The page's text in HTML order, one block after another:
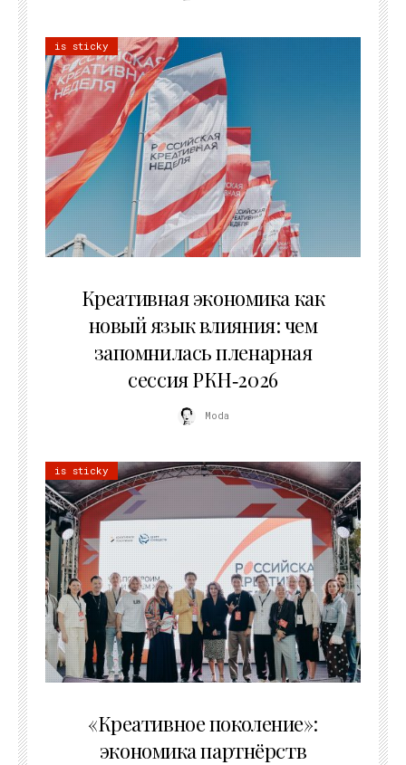
is sticky
Креативная экономика как
новый язык влияния: чем
запомнилась пленарная
сессия РКН‑2026
Moda
is sticky
«Креативное поколение»:
экономика партнёрств